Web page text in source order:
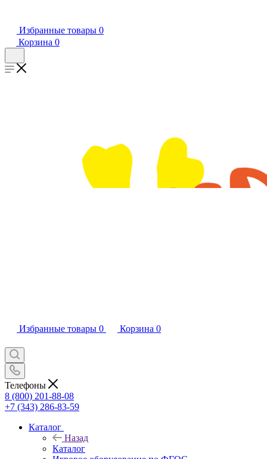
Избранные товары 0
Корзина 0
Избранные товары 0 Корзина 0
Телефоны
8 (800) 201-88-08
+7 (343) 286-83-59
Каталог
Назад
Каталог